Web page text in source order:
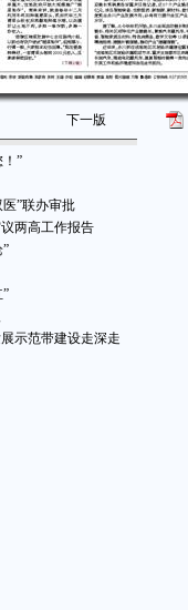
下一版
”
”联办审批
两高工作报告
示范带建设走深走